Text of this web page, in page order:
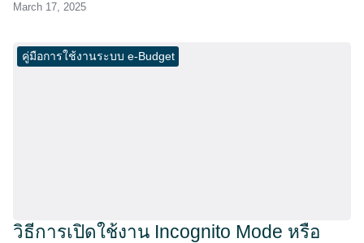
March 17, 2025
คู่มือการใช้งานระบบ e-Budget
วิธีการเปิดใช้งาน Incognito Mode หรือ